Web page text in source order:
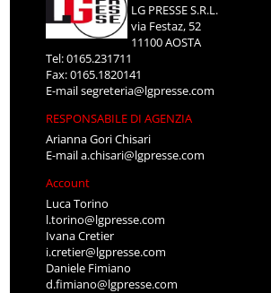
LG PRESSE S.R.L.
via Festaz, 52
11100 AOSTA
Tel: 0165.231711
Fax: 0165.1820141
E-mailsegreteria@lgpresse.com
RESPONSABILE DI AGENZIA
Arianna Gori Chisari
E-maila.chisari@lgpresse.com
Account
Luca Torino
l.torino@lgpresse.com
Ivana Cretier
i.cretier@lgpresse.com
Daniele Fimiano
d.fimiano@lgpresse.com